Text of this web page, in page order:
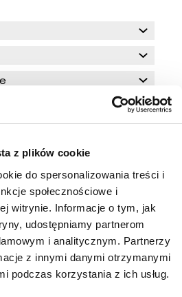
z plików cookie
do spersonalizowania treści i
społecznościowe i
witrynie. Informacje o tym, jak
udostępniamy partnerom
i analitycznym. Partnerzy
z innymi danymi otrzymanymi
podczas korzystania z ich usług.
dla Ciebie